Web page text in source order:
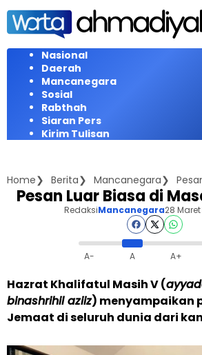
Langsung
konten
Nasional
Daerah
Mancanegara
Sosial
Rabthah
Siaran Pers
Kirim Tulisan
Home Berita Mancanegara
Pesan Luar Biasa di
RedaksiMancanegara28
A- A A+
Hazrat Khalifatul Masih V (
binashrihil aziiz) menyampaikan
Jemaat di seluruh dunia dari